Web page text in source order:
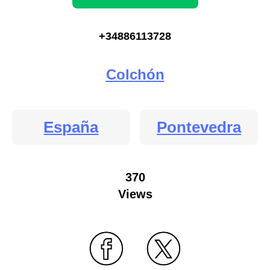
+34886113728
Colchón
España Pontevedra
370
Views